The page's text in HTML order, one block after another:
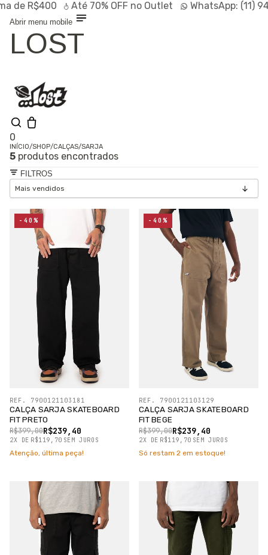
R$400 Até70% OFF no Outlet WhatsApp:(11)
Abrir menu mobile
LOST
0
Olá, visitante
Entrar /
Cadastrar
Shop
Linhas
Especiais
INÍCIO/SHOP/CALÇAS/SARJA
5 produtos encontrados
FILTROS
CALÇA SARJA SKATEBOARD
FIT PRETO
R$239,40
R$399,00
2X DE R$119,70 SEM JUROS
REF. 7900121103181
-40%
Atenção, última peça!
CALÇA SARJA SKATEBOARD
FIT BEGE
R$239,40
R$399,00
2X DE R$119,70 SEM JUROS
REF. 7900121103129
-40%
Só restam 2 em estoque!